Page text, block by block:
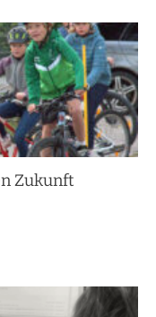
Zukunft